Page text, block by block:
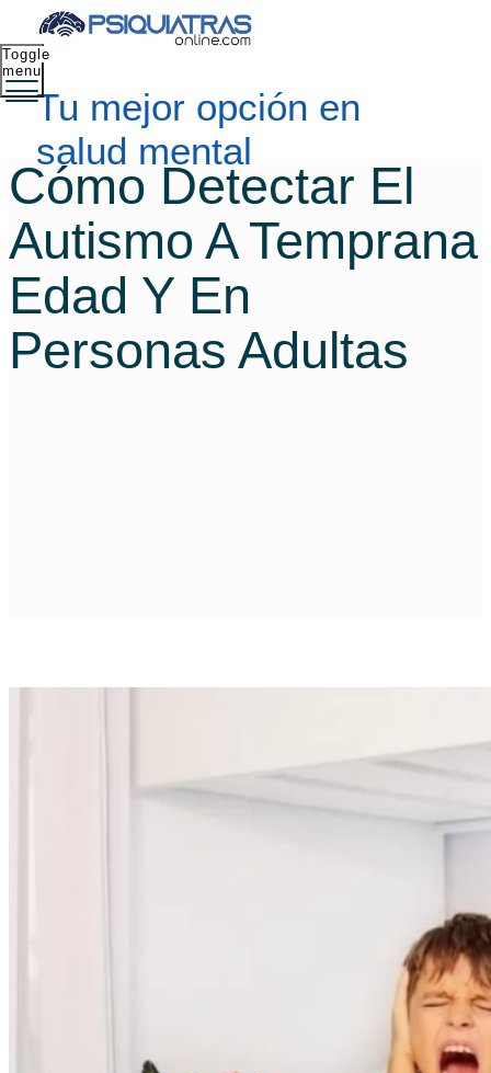
Tu mejor opción en
salud mental
Toggle
menu
Cómo Detectar El
Autismo A Temprana
Edad Y En
Personas Adultas